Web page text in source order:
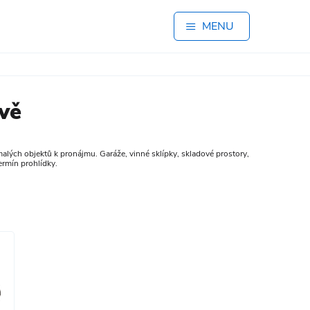
MENU
objektů k pronájmu. Garáže, vinné sklípky, skladové prostory,
prohlídky.